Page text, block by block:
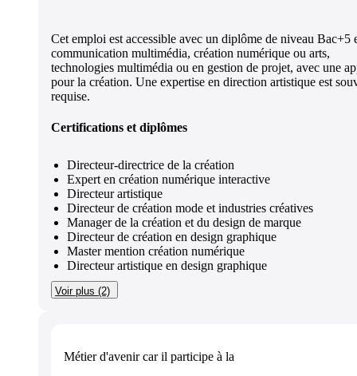
Cet emploi est accessible avec un diplôme de niveau Bac+5
communication multimédia, création numérique ou arts,
technologies multimédia ou en gestion de projet, avec une
pour la création. Une expertise en direction artistique est
requise.
Certifications et diplômes
Directeur-directrice de la création
Expert en création numérique interactive
Directeur artistique
Directeur de création mode et industries créatives
Manager de la création et du design de marque
Directeur de création en design graphique
Master mention création numérique
Directeur artistique en design graphique
Voir plus (2)
Métier d'avenircar il participe à la